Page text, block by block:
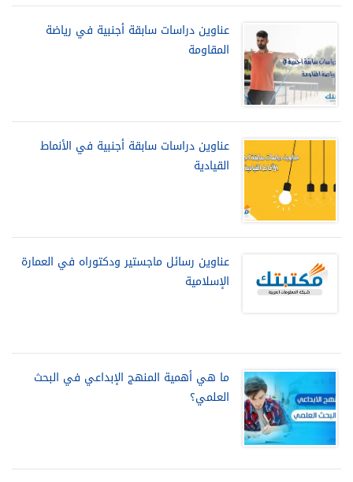
عناوين دراسات سابقة أجنبية في رياضة
المقاومة
عناوين دراسات سابقة أجنبية في الأنماط
القيادية
عناوين رسائل ماجستير ودكتوراه في العمارة
الإسلامية
ما هي أهمية المنهج الإبداعي في البحث
العلمي؟